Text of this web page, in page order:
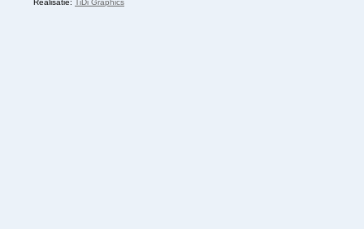
Realisatie: TiDi Graphics